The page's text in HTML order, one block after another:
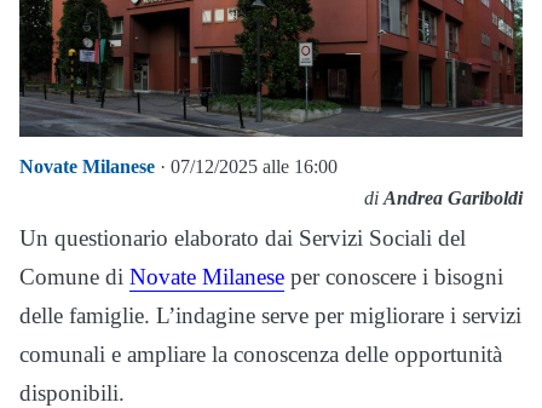
Novate Milanese · 07/12/2025 alle 16:00
di Andrea Gariboldi
Un questionario elaborato dai Servizi Sociali del
Comune di Novate Milanese per conoscere i bisogni
delle famiglie. L’indagine serve per migliorare i servizi
comunali e ampliare la conoscenza delle opportunità
disponibili.